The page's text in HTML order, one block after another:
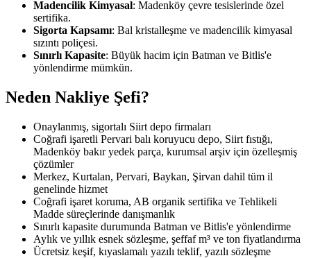
Madencilik Kimyasal: Madenköy çevre tesislerinde özel
sertifika.
Sigorta Kapsamı: Bal kristalleşme ve madencilik kimyasal
sızıntı poliçesi.
Sınırlı Kapasite: Büyük hacim için Batman ve Bitlis'e
yönlendirme mümkün.
Neden Nakliye Şefi?
Onaylanmış, sigortalı Siirt depo firmaları
Coğrafi işaretli Pervari balı koruyucu depo, Siirt fıstığı,
Madenköy bakır yedek parça, kurumsal arşiv için özelleşmiş
çözümler
Merkez, Kurtalan, Pervari, Baykan, Şirvan dahil tüm il
genelinde hizmet
Coğrafi işaret koruma, AB organik sertifika ve Tehlikeli
Madde süreçlerinde danışmanlık
Sınırlı kapasite durumunda Batman ve Bitlis'e yönlendirme
Aylık ve yıllık esnek sözleşme, şeffaf m³ ve ton fiyatlandırma
Ücretsiz keşif, kıyaslamalı yazılı teklif, yazılı sözleşme